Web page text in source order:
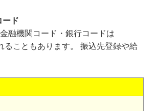
ード
融機関コード・銀行コードは
ることもあります。 振込先登録や給